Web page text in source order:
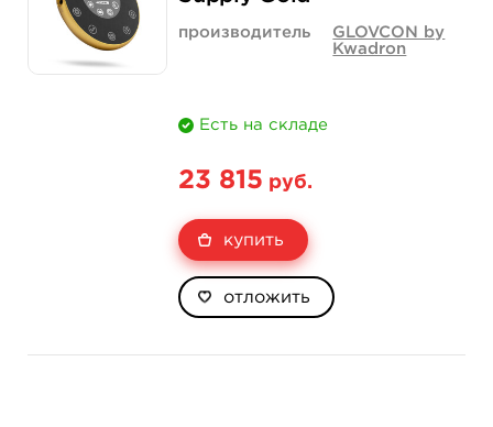
производитель
GLOVCON by
Kwadron
Есть на складе
23 815 руб.
купить
отложить